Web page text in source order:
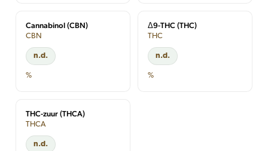
Cannabinol (CBN)
CBN
n.d.
%
Δ9-THC (THC)
THC
n.d.
%
THC-zuur (THCA)
THCA
n.d.